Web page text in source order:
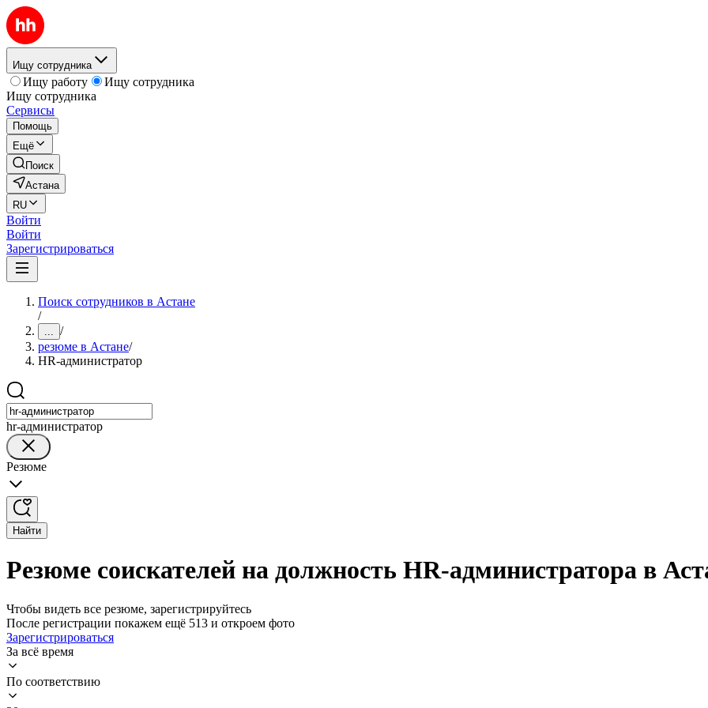
Ищу сотрудника
Ищу работу
Ищу сотрудника
Ищу сотрудника
Сервисы
Помощь
Ещё
Поиск
Астана
RU
Войти
Войти
Зарегистрироваться
Поиск сотрудников в Астане
/
... /
резюме в Астане/
HR-администратор
hr-администратор
Резюме
Найти
Резюме соискателей на должность HR-администратора в
Чтобы видеть все резюме, зарегистрируйтесь
После регистрации покажем ещё 513 и откроем фото
Зарегистрироваться
За всё время
По соответствию